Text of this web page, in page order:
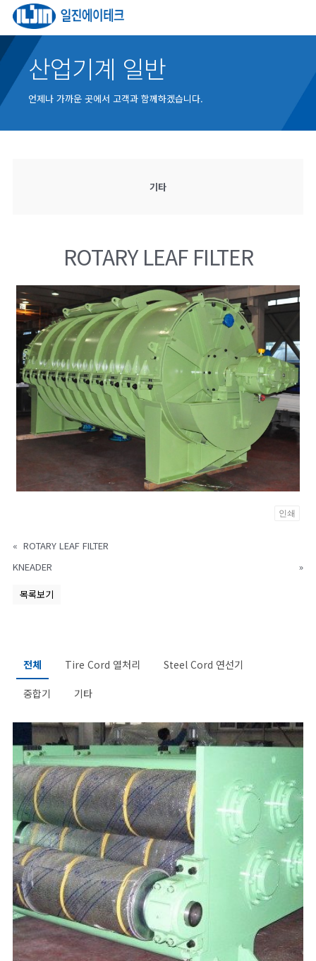
산업기계 일반
언제나 가까운 곳에서 고객과 함께하겠습니다.
기타
ROTARY LEAF FILTER
인쇄
« ROTARY LEAF FILTER
KNEADER
»
목록보기
전체 Tire Cord 열처리 Steel Cord 연선기
중합기 기타